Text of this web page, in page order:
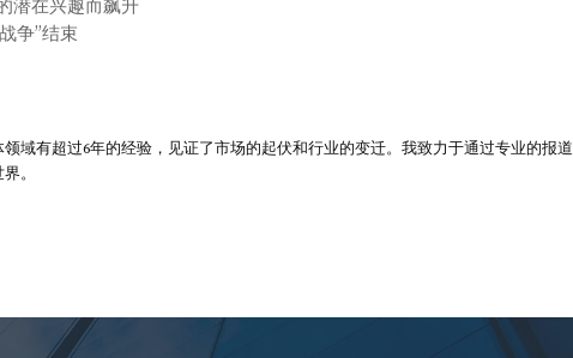
潜在兴趣而飙升
争”结束
域有超过6年的经验，见证了市场的起伏和行业的变迁。我致力于通过专业的报道
。